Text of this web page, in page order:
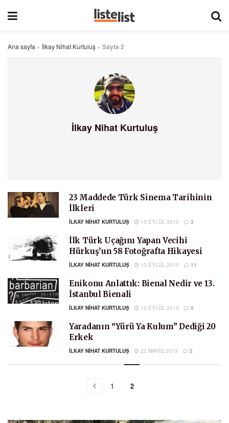
Ana sayfa » İlkay Nihat Kurtuluş » Sayfa 2
İlkay Nihat Kurtuluş
23 Maddede Türk Sinema Tarihinin
İlkleri
İLKAY NIHAT KURTULUŞ 15 EYLÜL 2013 2
İlk Türk Uçağını Yapan Vecihi
Hürkuş’un 58 Fotoğrafta Hikayesi
İLKAY NIHAT KURTULUŞ 13 EYLÜL 2013 11
Enikonu Anlattık: Bienal Nedir ve 13.
İstanbul Bienali
İLKAY NIHAT KURTULUŞ 12 EYLÜL 2013 0
Yaradanın “Yürü Ya Kulum” Dediği 20
Erkek
İLKAY NIHAT KURTULUŞ 22 MAYIS 2013 2
1 2